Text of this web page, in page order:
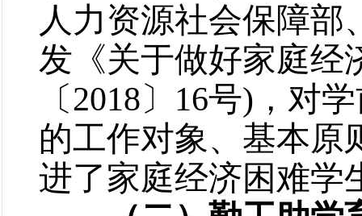
人力资源社会保障
发《关于做好家庭经
〔2018〕16号)，对
的工作对象、基本原
进了家庭经济困难学